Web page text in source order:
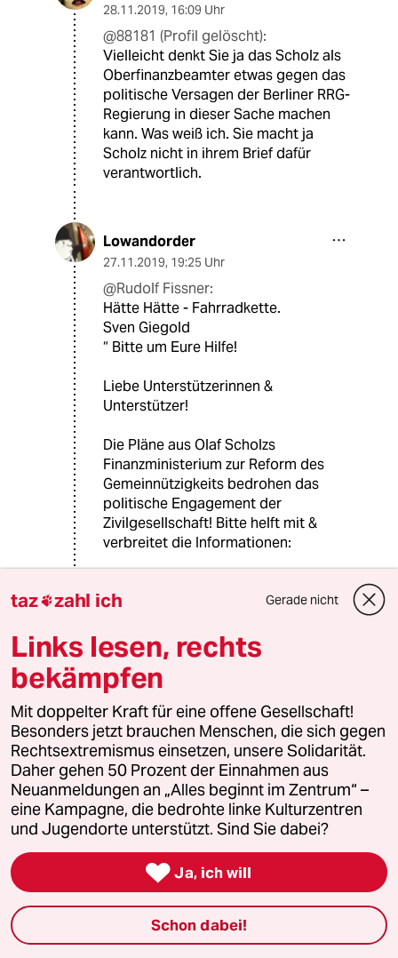
28.11.2019, 16:09 Uhr
@88181 (Profil gelöscht):
Vielleicht denkt Sie ja das Scholz als
Oberfinanzbeamter etwas gegen das
politische Versagen der Berliner RRG-
Regierung in dieser Sache machen
kann. Was weiß ich. Sie macht ja
Scholz nicht in ihrem Brief dafür
verantwortlich.
Lowandorder
27.11.2019, 19:25 Uhr
@Rudolf Fissner:
Hätte Hätte - Fahrradkette.
Sven Giegold
“ Bitte um Eure Hilfe!
Liebe Unterstützerinnen &
Unterstützer!
Die Pläne aus Olaf Scholzs
Finanzministerium zur Reform des
Gemeinnützigkeits bedrohen das
politische Engagement der
Zivilgesellschaft! Bitte helft mit &
verbreitet die Informationen:
Danke!!!
Rest s.u.
Rudolf Fissner
27.11.2019,21:36 Uhr
@Lowandorder:
Interessante Kombi. Scholz will
vorinnflutlichen Männervereinen, die
keine Frauen aufnehmen die
Gemeinnützigkeit aberkennen und Sie
haben Angst dass diese
erzkonservativen Gruppen nicht mehr
gegen Nazi demonstrieren.
taz zahl ich Gerade nicht
Links lesen, rechts
bekämpfen
Mit doppelter Kraft für eine offene Gesellschaft!
Besonders jetzt brauchen Menschen, die sich gegen
Rechtsextremismus einsetzen, unsere Solidarität.
Daher gehen 50 Prozent der Einnahmen aus
Neuanmeldungen an „Alles beginnt im Zentrum“ –
eine Kampagne, die bedrohte linke Kulturzentren
und Jugendorte unterstützt. Sind Sie dabei?
 Ja, ich will
Schon dabei!